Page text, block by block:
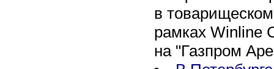
в
рамках Winline
на "Газпром